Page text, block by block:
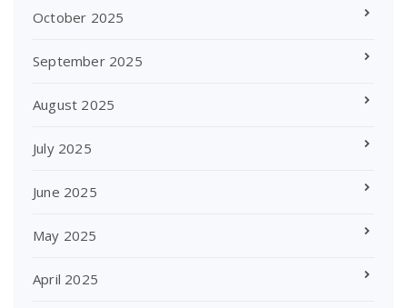
October 2025
September 2025
August 2025
July 2025
June 2025
May 2025
April 2025